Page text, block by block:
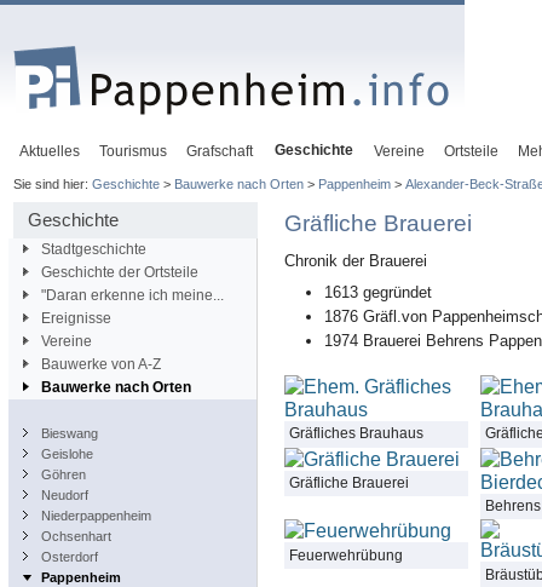
Aktuelles Tourismus Grafschaft Geschichte Vereine Ortsteile
Sie sind hier: Geschichte> Bauwerke nach Orten> Pappenheim> Alexander-Beck-
Geschichte
Stadtgeschichte
Geschichte der Ortsteile
"Daran erkenne ich meine...
Ereignisse
Vereine
Bauwerke von A-Z
Bauwerke nach Orten
Bieswang
Geislohe
Göhren
Neudorf
Niederpappenheim
Ochsenhart
Osterdorf
Pappenheim
Gräfliche Brauerei
Chronik der Brauerei
1613 gegründet
1876 Gräfl.von
1974 Brauerei Behrens
Gräfliches Brauhaus
Gräfliche Brauerei
Feuerwehrübung